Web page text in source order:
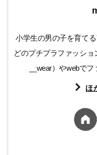
小学生の男の子を育て
どのプチプラファッシ
__wear）やwebで
ほ